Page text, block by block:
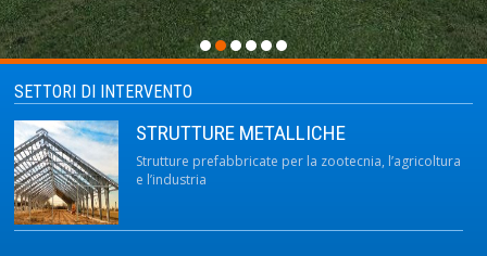
SETTORI DI INTERVENTO
STRUTTURE METALLICHE
Strutture prefabbricate per la zootecnia, l’agricoltura
e l’industria